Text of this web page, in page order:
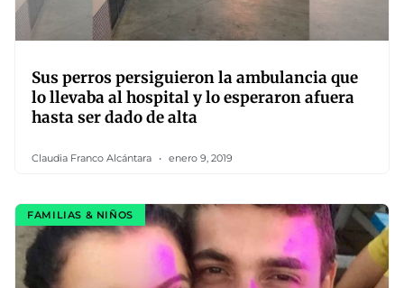
Sus perros persiguieron la ambulancia que
lo llevaba al hospital y lo esperaron afuera
hasta ser dado de alta
Claudia Franco Alcántara enero 9, 2019
FAMILIAS & NIÑOS